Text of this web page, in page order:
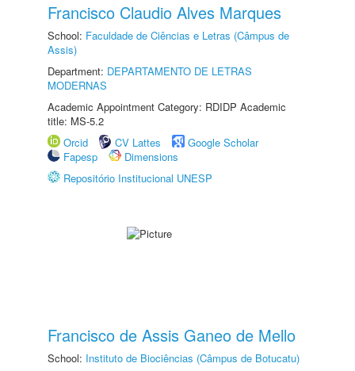
Francisco Claudio Alves Marques
School: Faculdade de Ciências e Letras (Câmpus de
Assis)
Department: DEPARTAMENTO DE LETRAS
MODERNAS
Academic Appointment Category: RDIDP Academic
title: MS-5.2
Orcid
CV Lattes
Google Scholar
Fapesp
Dimensions
Repositório Institucional UNESP
Francisco de Assis Ganeo de Mello
School: Instituto de Biociências (Câmpus de Botucatu)